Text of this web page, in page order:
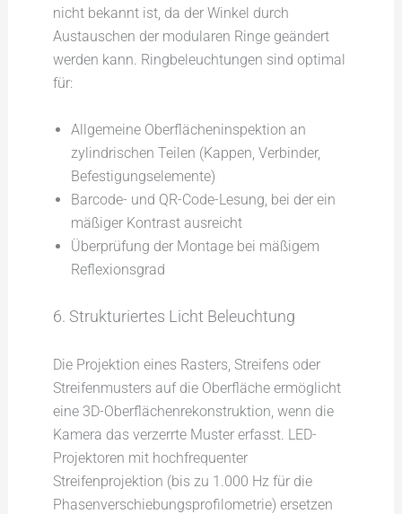
nicht bekannt ist, da der Winkel durch
Austauschen der modularen Ringe geändert
werden kann. Ringbeleuchtungen sind optimal
für:
Allgemeine Oberflächeninspektion an
zylindrischen Teilen (Kappen, Verbinder,
Befestigungselemente)
Barcode- und QR-Code-Lesung, bei der ein
mäßiger Kontrast ausreicht
Überprüfung der Montage bei mäßigem
Reflexionsgrad
6. Strukturiertes Licht Beleuchtung
Die Projektion eines Rasters, Streifens oder
Streifenmusters auf die Oberfläche ermöglicht
eine 3D-Oberflächenrekonstruktion, wenn die
Kamera das verzerrte Muster erfasst. LED-
Projektoren mit hochfrequenter
Streifenprojektion (bis zu 1.000 Hz für die
Phasenverschiebungsprofilometrie) ersetzen